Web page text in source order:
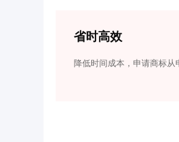
省时高效
降低时间成本，申请商标